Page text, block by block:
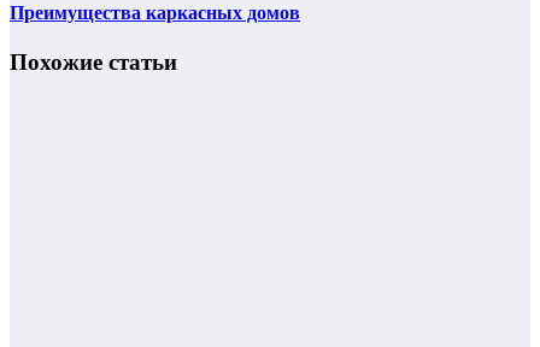
Преимущества каркасных домов
Похожие статьи